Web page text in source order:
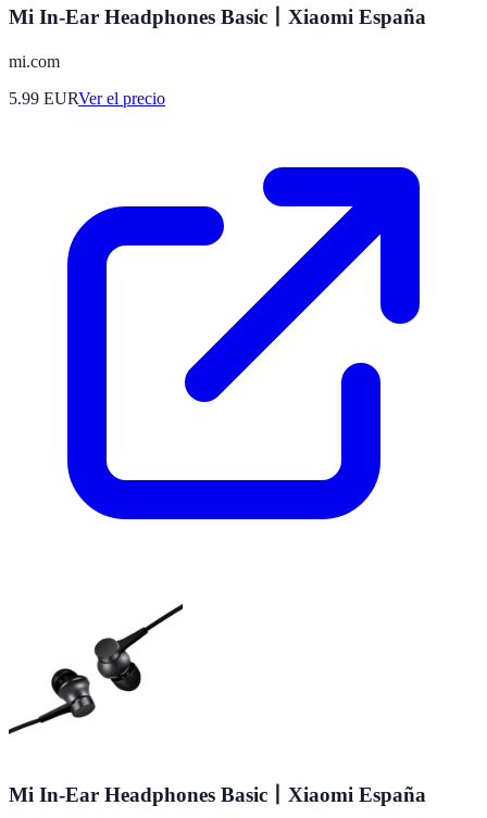
Mi In-Ear Headphones Basic丨Xiaomi España
mi.com
5.99 EURVer el precio
Mi In-Ear Headphones Basic丨Xiaomi España